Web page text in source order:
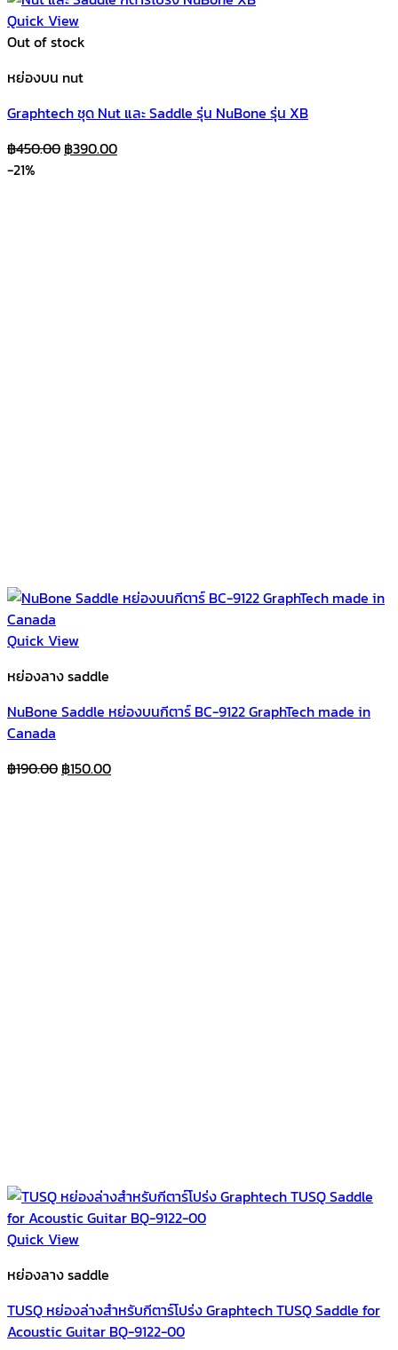
Quick View
Out of stock
หย่องบน nut
Graphtech ชุด Nut และ Saddle รุ่น NuBone รุ่น XB
฿450.00 Original
฿390.00Current
-21%
Quick View
หย่องลาง saddle
NuBone Saddle หย่องบนกีตาร์ BC-9122 GraphTech made in
Canada
฿190.00 Original
฿150.00Current
Quick View
หย่องลาง saddle
TUSQ หย่องล่างสำหรับกีตาร์โปร่ง Graphtech TUSQ Saddle for
Acoustic Guitar BQ-9122-00